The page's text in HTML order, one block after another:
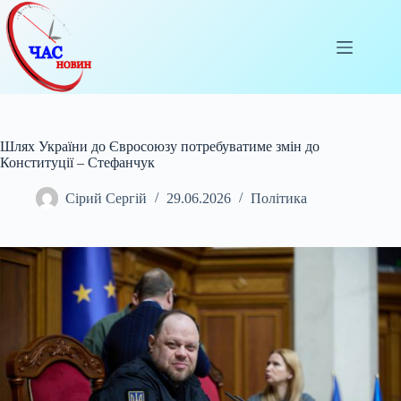
Перейти
до
вмісту
Шлях України до Євросоюзу потребуватиме змін до
Конституції – Стефанчук
Сірий Сергій 29.06.2026 Політика